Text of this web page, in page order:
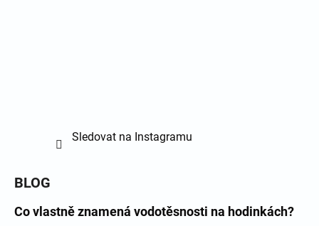
Sledovat na Instagramu
BLOG
Co vlastně znamená vodotěsnosti na hodinkách?